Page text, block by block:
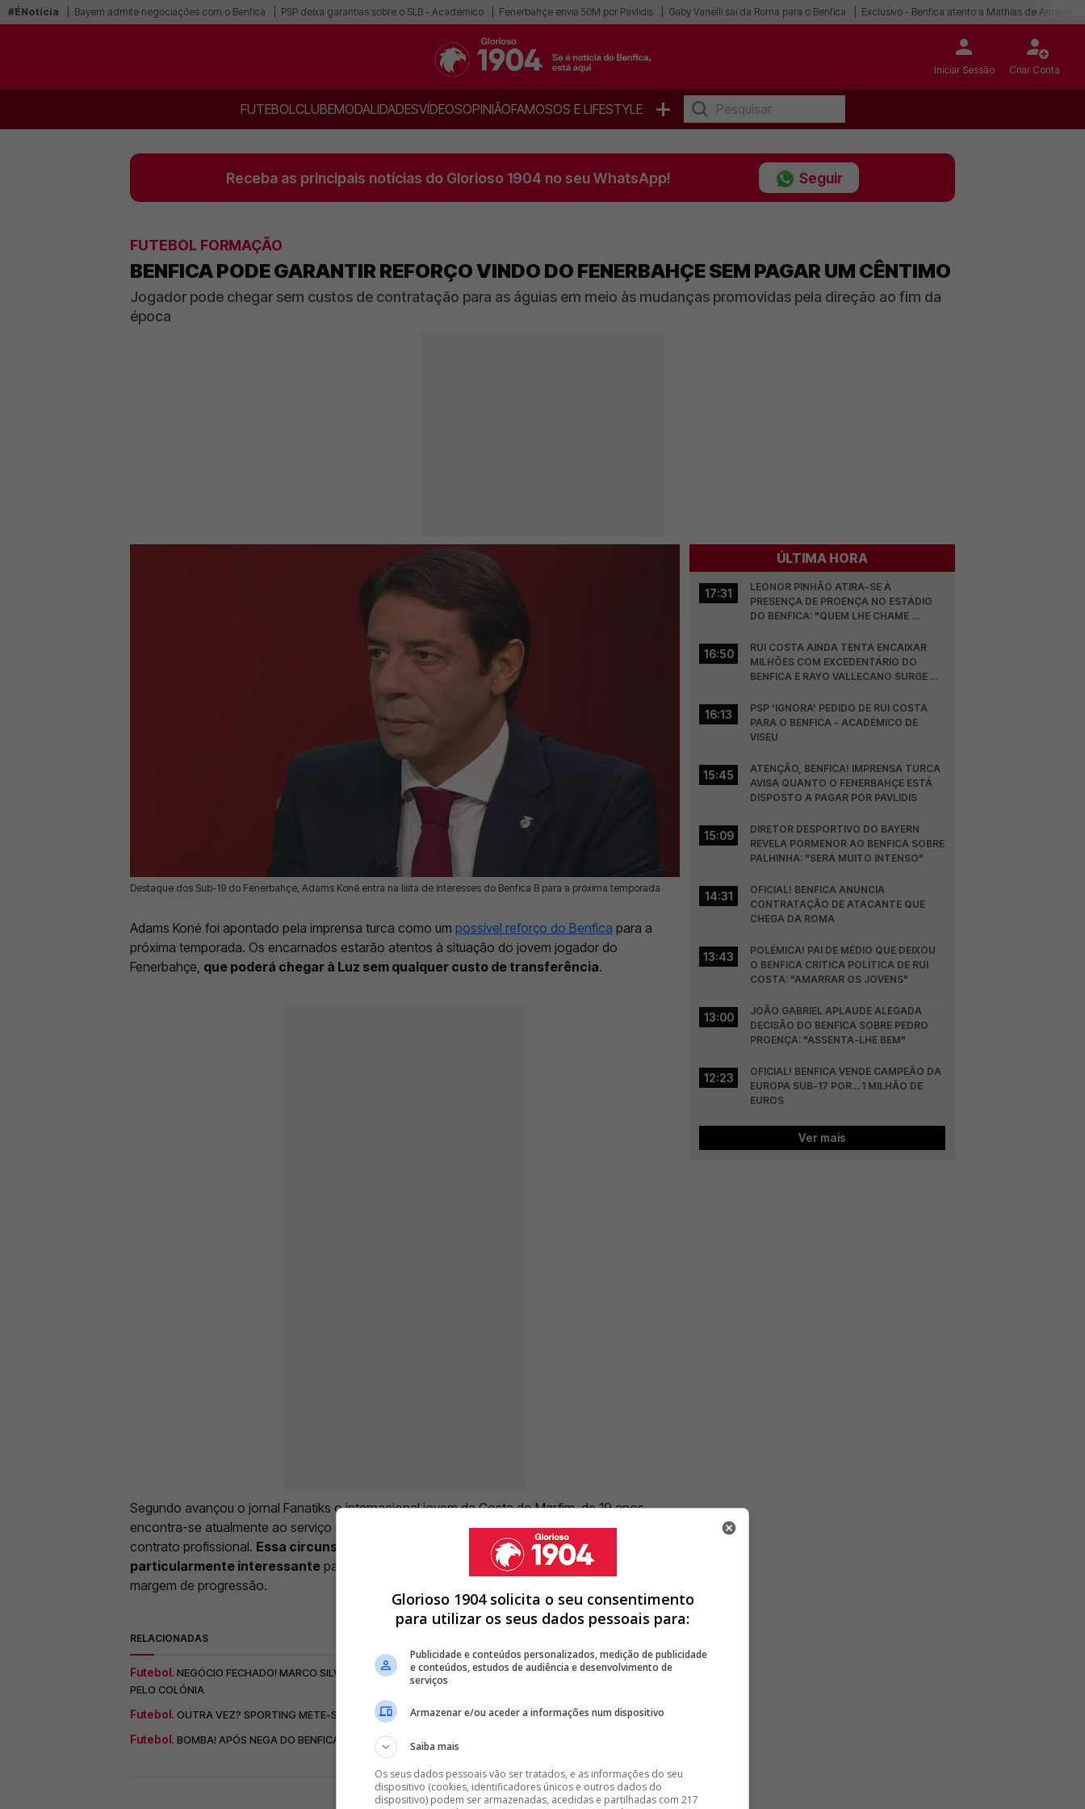
#ÉNotícia Bayern admite negociações com o Benfica PSP deixa garantias sobre o SLB - Académico Fenerbahçe envia 50M por Pavlidis Gaby Vanelli sai da Roma para o Benfica Exclusivo - Benfica atento a Mathias de Amorim
Iniciar Sessão Criar Conta
FUTEBOLCLUBEMODALIDADESVÍDEOSOPINIÃOFAMOSOS E LIFESTYLE +
Receba as principais notícias do Glorioso 1904 no seu WhatsApp! Seguir
FUTEBOL FORMAÇÃO
BENFICA PODE GARANTIR REFORÇO VINDO DO FENERBAHÇE SEM PAGAR UM CÊNTIMO
Jogador pode chegar sem custos de contratação para as águias em meio às mudanças promovidas pela direção ao fim da
época
Destaque dos Sub-19 do Fenerbahçe, Adams Koné entra na lista de interesses do Benfica B para a próxima temporada
05 Jun 2026 | 16:59 | 0
Adams Koné foi apontado pela imprensa turca como um possível reforço do Benfica para a
próxima temporada. Os encarnados estarão atentos à situação do jovem jogador do
Fenerbahçe, que poderá chegar à Luz sem qualquer custo de transferência.
Segundo avançou o jornal Fanatiks o internacional jovem da Costa do Marfim, de 19 anos,
encontra-se atualmente ao serviço da equipa de sub-19 do clube turco e ainda não assinou um
contrato profissional. Essa circunstância torna-o numa oportunidade de mercado
particularmente interessante para o
, que continua atento a jovens talentos com
margem de progressão.
RELACIONADAS
Futebol. NEGÓCIO FECHADO! MARCO SILVA ABDICA DE MÉDIO DO BENFICA QUE ESTÁ PRESTES A ASSINAR
PELO COLÓNIA
Futebol. OUTRA VEZ? SPORTING METE-SE NA CORRIDA POR EXTREMO ESPANHOL DESEJADO PELO BENFICA
Futebol. BOMBA! APÓS NEGA DO BENFICA, INDISCUTÍVEL DE MARCO SILVA DEU O SIM À SAÍDA DA LUZ
< >
ÚLTIMA HORA
17:31
LEONOR PINHÃO ATIRA-SE À
PRESENÇA DE PROENÇA NO ESTÁDIO
DO BENFICA: "QUEM LHE CHAME
16:50
RUI COSTA AINDA TENTA ENCAIXAR
MILHÕES COM EXCEDENTÁRIO DO
BENFICA E RAYO VALLECANO SURGE NA
16:13
PSP 'IGNORA' PEDIDO DE RUI COSTA
PARA O BENFICA - ACADÉMICO DE
VISEU
15:45
ATENÇÃO, BENFICA! IMPRENSA TURCA
AVISA QUANTO O FENERBAHÇE ESTÁ
DISPOSTO A PAGAR POR PAVLIDIS
15:09
DIRETOR DESPORTIVO DO BAYERN
REVELA PORMENOR AO BENFICA SOBRE
PALHINHA: "SERÁ MUITO INTENSO"
14:31
OFICIAL! BENFICA ANUNCIA
CONTRATAÇÃO DE ATACANTE QUE
CHEGA DA ROMA
13:43
POLÉMICA! PAI DE MÉDIO QUE DEIXOU
O BENFICA CRITICA POLÍTICA DE RUI
COSTA: "AMARRAR OS JOVENS"
13:00
JOÃO GABRIEL APLAUDE ALEGADA
DECISÃO DO BENFICA SOBRE PEDRO
PROENÇA: "ASSENTA-LHE BEM"
12:23
OFICIAL! BENFICA VENDE CAMPEÃO DA
EUROPA SUB-17 POR... 1 MILHÃO DE
EUROS
Ver mais
Glorioso 1904 solicita o seu consentimento
para utilizar os seus dados pessoais para:
Publicidade e conteúdos personalizados, medição de publicidade
e conteúdos, estudos de audiência e desenvolvimento de
serviços
Armazenar e/ou aceder a informações num dispositivo
Saiba mais
Os seus dados pessoais vão ser tratados, e as informações do seu
dispositivo (cookies, identificadores únicos e outros dados do
dispositivo) podem ser armazenadas, acedidas e partilhadas com 217